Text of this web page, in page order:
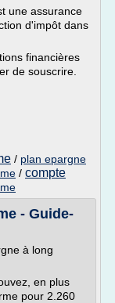
une assurance
d'impôt dans
financières
de souscrire.
/ plan epargne
/ compte
- Guide-
à long
en plus
pour 2.260